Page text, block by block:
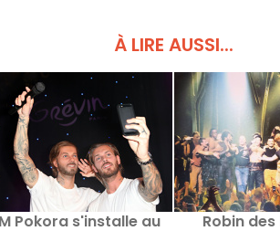
À LIRE AUSSI...
M Pokora s'installe au
Robin